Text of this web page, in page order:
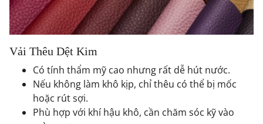
Vải Thêu Dệt Kim
Có tính thẩm mỹ cao nhưng rất dễ hút nước.
Nếu không làm khô kịp, chỉ thêu có thể bị mốc
hoặc rút sợi.
Phù hợp với khí hậu khô, cần chăm sóc kỹ vào